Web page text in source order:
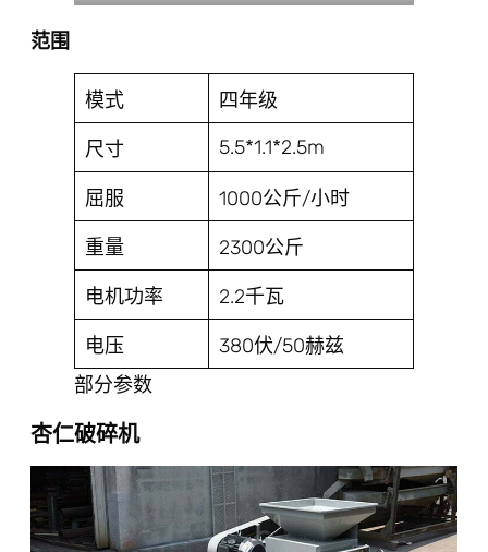
范围
模式 四年级
尺寸 5.5*1.1*2.5m
屈服 1000公斤/小时
重量 2300公斤
电机功率 2.2千瓦
电压
380伏/50赫兹
部分参数
杏仁破碎机